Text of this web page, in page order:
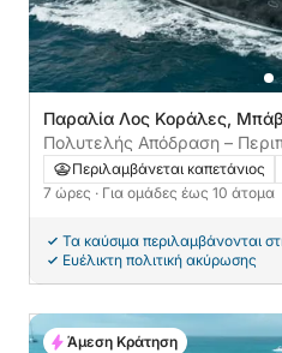
Παραλία Λος Κοράλες,
Δομινικανή Δημοκρατία
Πολυτελής Απόδραση –
Σαόνα και την Παλμίγια!
Περιλαμβάνεται καπετάνιος
7 ώρες · Για ομάδες έως 10 άτομα
Τα καύσιμα περιλαμβάνονται
Ευέλικτη πολιτική ακύρωσης
Άμεση Κράτηση